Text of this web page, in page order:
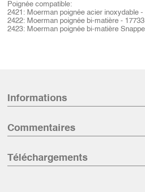
Poignée compatible:
2421: Moerman poignée acier inoxydable -
2422: Moerman poignée bi-matière - 17733
2423: Moerman poignée bi-matière
Informations
Commentaires
Téléchargements